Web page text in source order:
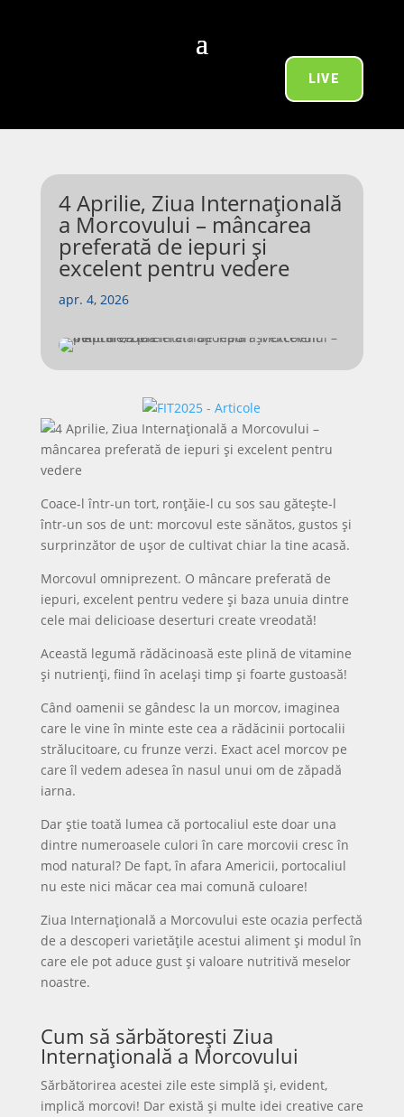
LIVE
4 Aprilie, Ziua Internațională
a Morcovului – mâncarea
preferată de iepuri și
excelent pentru vedere
apr. 4, 2026
Coace-l într-un tort, ronțăie-l cu sos sau gătește-l
într-un sos de unt: morcovul este sănătos, gustos și
surprinzător de ușor de cultivat chiar la tine acasă.
Morcovul omniprezent. O mâncare preferată de
iepuri, excelent pentru vedere și baza unuia dintre
cele mai delicioase deserturi create vreodată!
Această legumă rădăcinoasă este plină de vitamine
și nutrienți, fiind în același timp și foarte gustoasă!
Când oamenii se gândesc la un morcov, imaginea
care le vine în minte este cea a rădăcinii portocalii
strălucitoare, cu frunze verzi. Exact acel morcov pe
care îl vedem adesea în nasul unui om de zăpadă
iarna.
Dar știe toată lumea că portocaliul este doar una
dintre numeroasele culori în care morcovii cresc în
mod natural? De fapt, în afara Americii, portocaliul
nu este nici măcar cea mai comună culoare!
Ziua Internațională a Morcovului este ocazia perfectă
de a descoperi varietățile acestui aliment și modul în
care ele pot aduce gust și valoare nutritivă meselor
noastre.
Cum să sărbătorești Ziua
Internațională a Morcovului
Sărbătorirea acestei zile este simplă și, evident,
implică morcovi! Dar există și multe idei creative care